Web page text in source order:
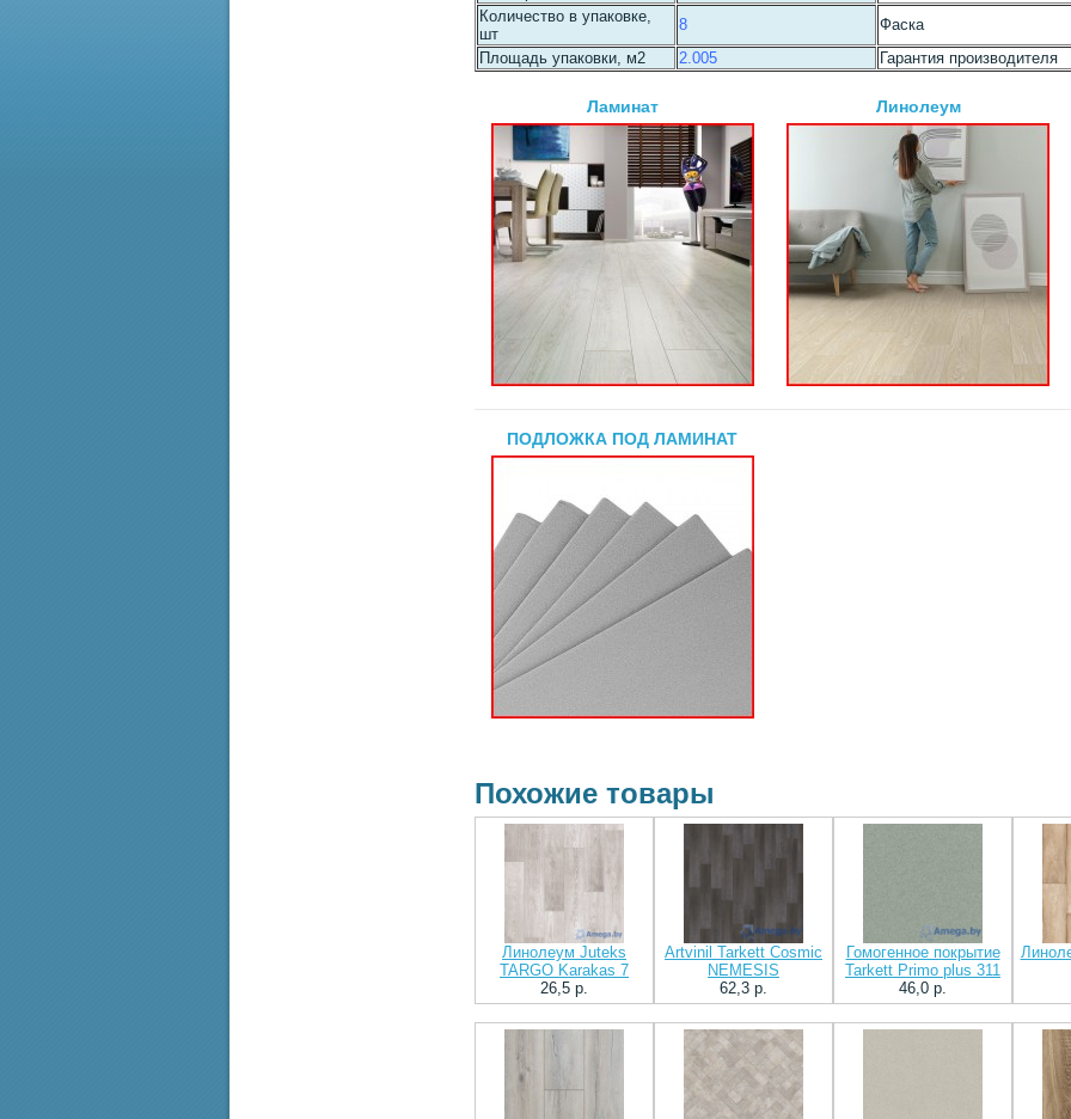
Количество в упаковке,
шт
8
Фаска
Площадь упаковки, м2
2.005 Гарантия производителя
Ламинат Линолеум
ПОДЛОЖКА ПОД ЛАМИНАТ
Похожие товары
Линолеум Juteks
TARGO Karakas 7
26,5 p.
Artvinil Tarkett Cosmic
NEMESIS
62,3 p.
Гомогенное покрытие
Tarkett Primo plus 311
46,0 p.